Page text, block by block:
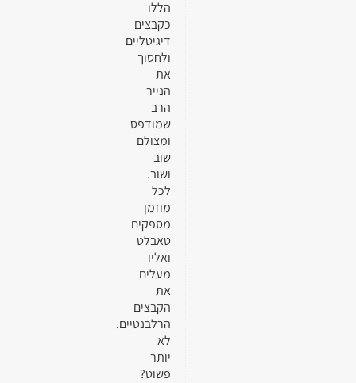
הללו
כקבצים
דיגיטליים
ולחסוך
את
הנייר
הרב
שמודפס
ומצולם
שוב
ושוב.
לכל
מוזמן
מספקים
טאבלט
ואליו
מעלים
את
הקבצים
הרלבנטיים.
לא
יותר
פשוט?